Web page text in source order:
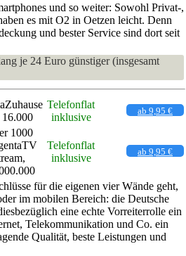
und so weiter: Sowohl Privat-,
es mit O2 in Oetzen leicht. Denn
und bester Service sind dort seit
je 24 Euro günstiger (insgesamt
Telefonflat
inklusive
ab 9,95 €
1000
Telefonflat
inklusive
ab 9,95 €
für die eigenen vier Wände geht,
im mobilen Bereich: die Deutsche
eine echte Vorreiterrolle ein
Telekommunikation und Co. ein
Qualität, beste Leistungen und